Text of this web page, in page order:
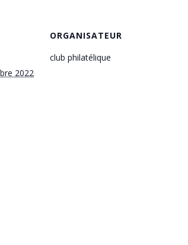
2022
ORGANISATEUR
club philatélique